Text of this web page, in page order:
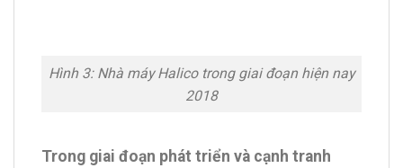
Hình 3: Nhà máy Halico trong giai đoạn hiện nay
2018
Trong giai đoạn phát triển và cạnh tranh